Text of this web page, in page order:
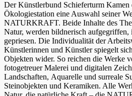
Der Künstlerbund Schieferturm Kamen
Ökologiestation eine Auswahl seiner
NATURKRAFT. Beide Inhalte des
Natur, werden bildnerisch aufgegriffen,
gepriesen. Die Individualität der
Künstlerinnen und Künstler spiegelt
Objekten wider. So reichen die Werke
fotogetreuer Malerei und digitalen
Landschaften, Aquarelle und surreale
Steinobjekten und Keramiken. Alle